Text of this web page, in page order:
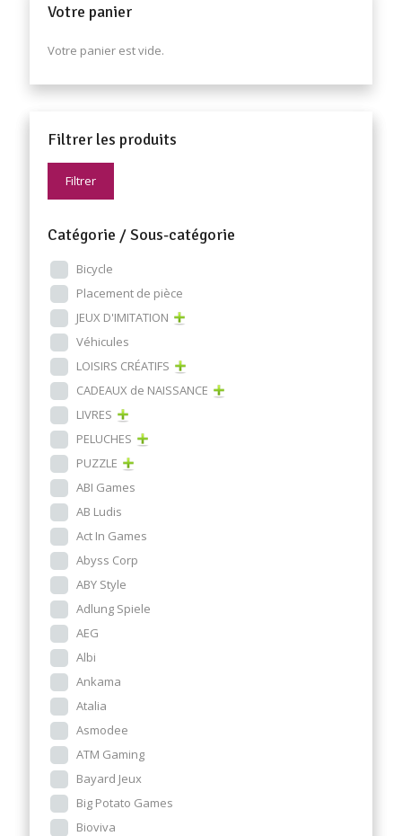
Votre panier
Votre panier est vide.
Filtrer les produits
Filtrer
Catégorie / Sous-catégorie
Bicycle
Placement de pièce
JEUX D'IMITATION
Véhicules
LOISIRS CRÉATIFS
CADEAUX de NAISSANCE
LIVRES
PELUCHES
PUZZLE
ABI Games
AB Ludis
Act In Games
Abyss Corp
ABY Style
Adlung Spiele
AEG
Albi
Ankama
Atalia
Asmodee
ATM Gaming
Bayard Jeux
Big Potato Games
Bioviva